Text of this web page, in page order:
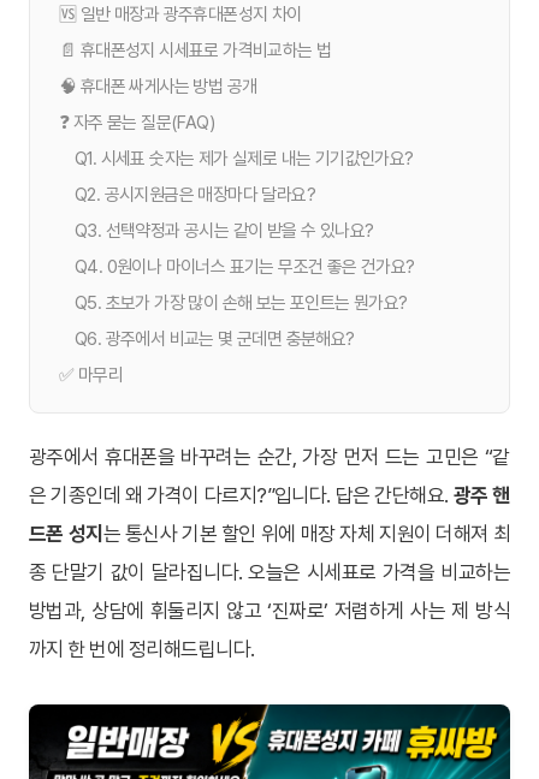
🆚 일반 매장과 광주휴대폰성지 차이
📄 휴대폰성지 시세표로 가격비교하는 법
🧠 휴대폰 싸게사는 방법 공개
❓ 자주 묻는 질문(FAQ)
Q1. 시세표 숫자는 제가 실제로 내는 기기값인가요?
Q2. 공시지원금은 매장마다 달라요?
Q3. 선택약정과 공시는 같이 받을 수 있나요?
Q4. 0원이나 마이너스 표기는 무조건 좋은 건가요?
Q5. 초보가 가장 많이 손해 보는 포인트는 뭔가요?
Q6. 광주에서 비교는 몇 군데면 충분해요?
✅ 마무리
광주에서 휴대폰을 바꾸려는 순간, 가장 먼저 드는 고민은 “같
은 기종인데 왜 가격이 다르지?”입니다. 답은 간단해요. 광주 핸
드폰 성지 는 통신사 기본 할인 위에 매장 자체 지원이 더해져 최
종 단말기 값이 달라집니다. 오늘은 시세표로 가격을 비교하는
방법과, 상담에 휘둘리지 않고 ‘진짜로’ 저렴하게 사는 제 방식
까지 한 번에 정리해드립니다.